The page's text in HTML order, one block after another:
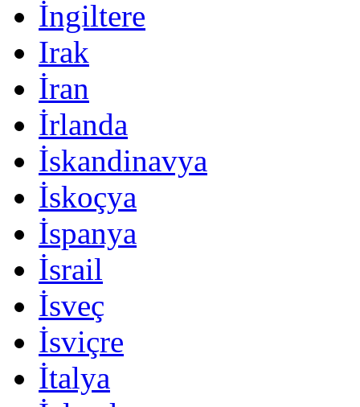
İngiltere
Irak
İran
İrlanda
İskandinavya
İskoçya
İspanya
İsrail
İsveç
İsviçre
İtalya